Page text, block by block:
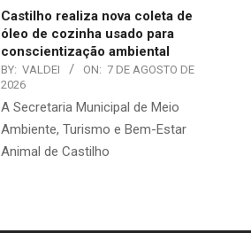
Castilho realiza nova coleta de
óleo de cozinha usado para
conscientização ambiental
BY: VALDEI ON: 7 DE AGOSTO DE
2026
A Secretaria Municipal de Meio
Ambiente, Turismo e Bem-Estar
Animal de Castilho